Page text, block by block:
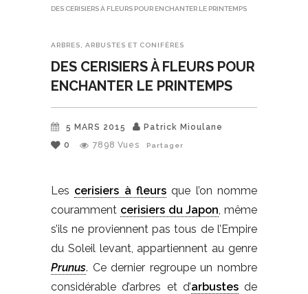
DES CERISIERS À FLEURS POUR ENCHANTER LE PRINTEMPS
ARBRES, ARBUSTES ET CONIFÈRES
DES CERISIERS À FLEURS POUR
ENCHANTER LE PRINTEMPS
5 MARS 2015
Patrick Mioulane
0
7898 Vues Partager
Les cerisiers à fleurs que l’on nomme
couramment cerisiers du Japon , même
s’ils ne proviennent pas tous de l’Empire
du Soleil levant, appartiennent au genre
Prunus. Ce dernier regroupe un nombre
considérable d’arbres et d’arbustesde